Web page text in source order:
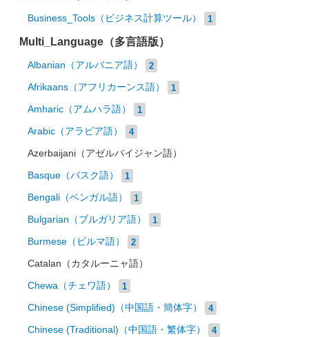
Business_Tools（ビジネス計算ツール） 1
Multi_Language（多言語版）
Albanian（アルバニア語） 2
Afrikaans（アフリカーンス語） 1
Amharic（アムハラ語） 1
Arabic（アラビア語） 4
Azerbaijani（アゼルバイジャン語）
Basque（バスク語） 1
Bengali（ベンガル語） 1
Bulgarian（ブルガリア語） 1
Burmese（ビルマ語） 2
Catalan（カタルーニャ語）
Chewa（チェワ語） 1
Chinese (Simplified)（中国語・簡体字） 4
Chinese (Traditional)（中国語・繁体字） 4